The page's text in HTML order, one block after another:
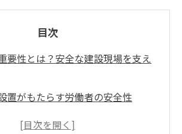
目次
要性とは？安全な建設現場を支え
置がもたらす労働者の安全性
ンテナンス：事故を防ぐためのポ